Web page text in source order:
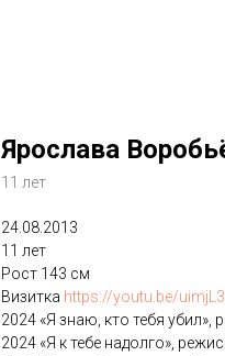
Ярослава
11 лет
24.08.2013
11 лет
Рост 143 см
Визитка https://youtu.be/
2024 «Я знаю, кто тебя
2024 «Я к тебе надолго»,